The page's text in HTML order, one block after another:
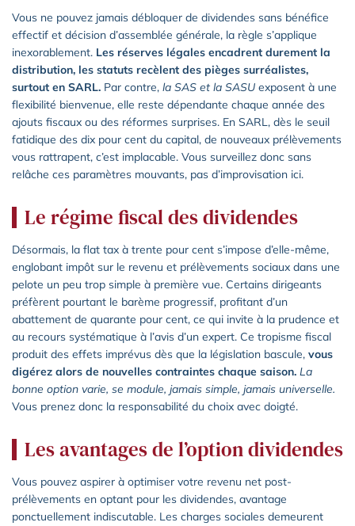
Vous ne pouvez jamais débloquer de dividendes sans bénéfice
effectif et décision d’assemblée générale, la règle s’applique
inexorablement. Les réserves légales encadrent durement la
distribution, les statuts recèlent des pièges surréalistes,
surtout en SARL. Par contre, la SAS et la SASU exposent à une
flexibilité bienvenue, elle reste dépendante chaque année des
ajouts fiscaux ou des réformes surprises. En SARL, dès le seuil
fatidique des dix pour cent du capital, de nouveaux prélèvements
vous rattrapent, c’est implacable. Vous surveillez donc sans
relâche ces paramètres mouvants, pas d’improvisation ici.
Le régime fiscal des dividendes
Désormais, la flat tax à trente pour cent s’impose d’elle-même,
englobant impôt sur le revenu et prélèvements sociaux dans une
pelote un peu trop simple à première vue. Certains dirigeants
préfèrent pourtant le barème progressif, profitant d’un
abattement de quarante pour cent, ce qui invite à la prudence et
au recours systématique à l’avis d’un expert. Ce tropisme fiscal
produit des effets imprévus dès que la législation bascule, vous
digérez alors de nouvelles contraintes chaque saison. La
bonne option varie, se module, jamais simple, jamais universelle.
Vous prenez donc la responsabilité du choix avec doigté.
Les avantages de l’option dividendes
Vous pouvez aspirer à optimiser votre revenu net post-
prélèvements en optant pour les dividendes, avantage
ponctuellement indiscutable. Les charges sociales demeurent